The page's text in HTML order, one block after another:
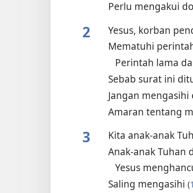
Perlu mengakui
2 Yesus, korban
Mematuhi
Perintah lama
Sebab surat ini
Jangan mengasihi
Amaran tentang
3 Kita anak-anak
Anak-anak Tuhan
Yesus
Saling mengasihi (